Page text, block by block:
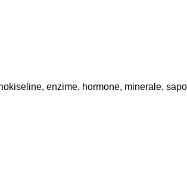
enzime, hormone, minerale,